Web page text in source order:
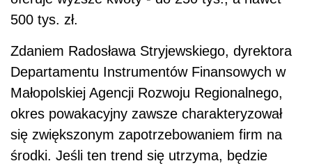
500 tys. zł.
Zdaniem Radosława Stryjewskiego, dyrektora
Departamentu Instrumentów Finansowych w
Małopolskiej Agencji Rozwoju Regionalnego,
okres powakacyjny zawsze charakteryzował
się zwiększonym zapotrzebowaniem firm na
środki. Jeśli ten trend się utrzyma, będzie